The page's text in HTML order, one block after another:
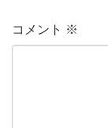
コメント ※